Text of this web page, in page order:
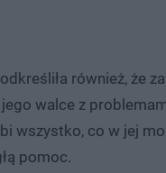
również, że
walce z
wszystko, co w jej
pomoc.